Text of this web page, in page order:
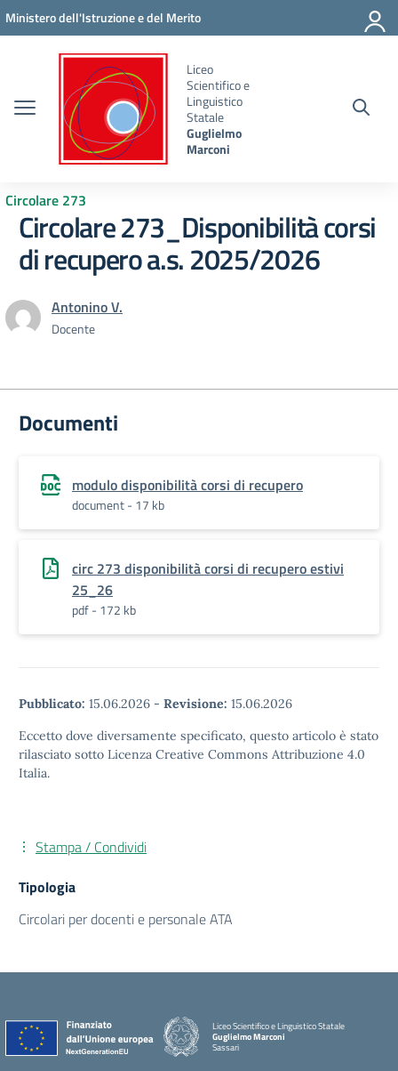
Vai ai contenuti
Vai al menu di navigazione
Vai al footer
Ministero dell'Istruzione e del Merito
Liceo
Scientifico e
Linguistico
Statale
Guglielmo
Marconi
Circolare 273
Circolare 273_Disponibilità corsi
di recupero a.s. 2025/2026
Antonino V.
Docente
Documenti
modulo disponibilità corsi di recupero
document - 17 kb
circ 273 disponibilità corsi di recupero estivi
25_26
pdf - 172 kb
Pubblicato: 15.06.2026 - Revisione: 15.06.2026
Eccetto dove diversamente specificato, questo articolo è stato
rilasciato sotto Licenza Creative Commons Attribuzione 4.0
Italia.
Stampa / Condividi
Tipologia
Circolari per docenti e personale ATA
Liceo Scientifico e Linguistico Statale
Guglielmo Marconi
Sassari